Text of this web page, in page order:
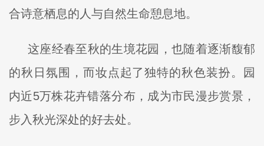
合诗意栖息的人与自然生命憩息地。
这座经春至秋的生境花园，也随着逐渐馥郁
的秋日氛围，而妆点起了独特的秋色装扮。园
内近5万株花卉错落分布，成为市民漫步赏景，
步入秋光深处的好去处。